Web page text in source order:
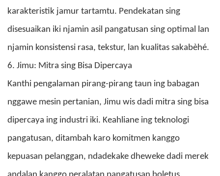
karakteristik jamur tartamtu. Pendekatan sing
disesuaikan iki njamin asil pangatusan sing optimal lan
njamin konsistensi rasa, tekstur, lan kualitas sakabèhé.
6. Jimu: Mitra sing Bisa Dipercaya
Kanthi pengalaman pirang-pirang taun ing babagan
nggawe mesin pertanian, Jimu wis dadi mitra sing bisa
dipercaya ing industri iki. Keahliane ing teknologi
pangatusan, ditambah karo komitmen kanggo
kepuasan pelanggan, ndadekake dheweke dadi merek